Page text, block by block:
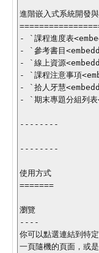
進階嵌入式系統開
- `課程進度表
- `參考書目
- `線上資源
- `課程注意事項
- `拾人牙慧
- `期末專題分組列
--------
--------
使用方式
=======
瀏覽
----
你可以點選連結到特
一頁隨機的頁面，或